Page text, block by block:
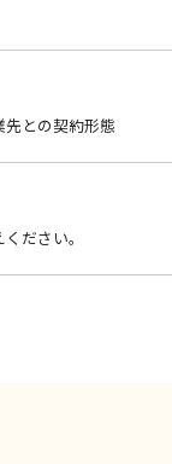
との契約形態
ださい。